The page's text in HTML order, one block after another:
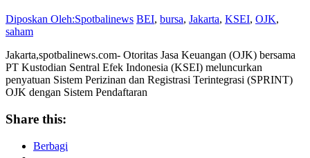
Diposkan Oleh:Spotbalinews BEI, bursa, Jakarta, KSEI, OJK,
saham
Jakarta,spotbalinews.com- Otoritas Jasa Keuangan (OJK) bersama
PT Kustodian Sentral Efek Indonesia (KSEI) meluncurkan
penyatuan Sistem Perizinan dan Registrasi Terintegrasi (SPRINT)
OJK dengan Sistem Pendaftaran
Share this:
Berbagi